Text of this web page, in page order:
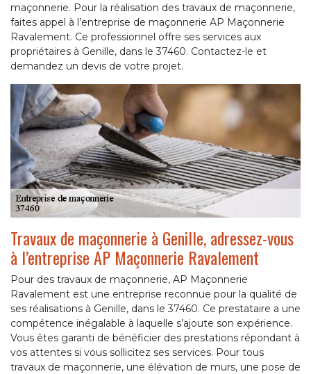
maçonnerie. Pour la réalisation des travaux de maçonnerie,
faites appel à l’entreprise de maçonnerie AP Maçonnerie
Ravalement. Ce professionnel offre ses services aux
propriétaires à Genille, dans le 37460. Contactez-le et
demandez un devis de votre projet.
Travaux de maçonnerie à Genille, adressez-vous
à l’entreprise AP Maçonnerie Ravalement
Pour des travaux de maçonnerie, AP Maçonnerie
Ravalement est une entreprise reconnue pour la qualité de
ses réalisations à Genille, dans le 37460. Ce prestataire a une
compétence inégalable à laquelle s’ajoute son expérience.
Vous êtes garanti de bénéficier des prestations répondant à
vos attentes si vous sollicitez ses services. Pour tous
travaux de maçonnerie, une élévation de murs, une pose de